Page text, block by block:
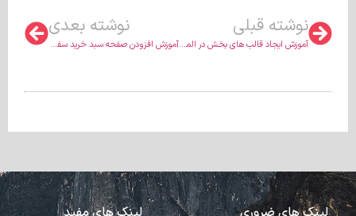
نوشته قبلی
آموزش ایجاد قالب های بخش در المنتور
نوشته بعدی
آموزش افزودن صفحه سبد خرید سفارشی ووکامرس در المنتور